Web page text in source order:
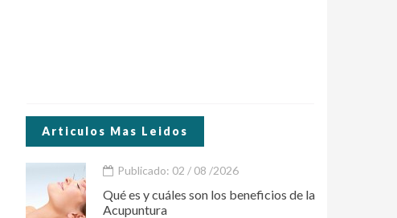
Articulos Mas Leidos
Publicado: 02 / 08 /2026
Qué es y cuáles son los beneficios de la
Acupuntura